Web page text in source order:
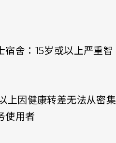
舍：15岁或以上严重智
上因健康转差无法从密集
使用者